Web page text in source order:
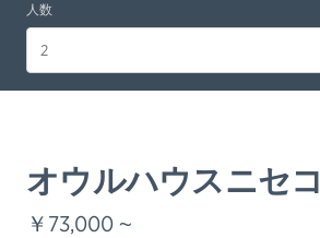
人数
オウルハウスニセコ
￥73,000 ~